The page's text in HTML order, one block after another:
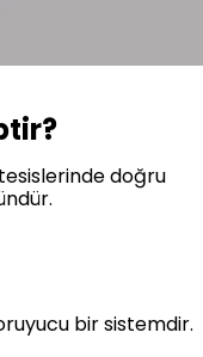
doğru
bir sistemdir.